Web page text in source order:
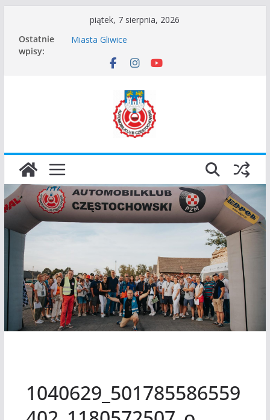
treści
piątek, 7 sierpnia, 2026
Ostatnie
wpisy:
I Gliwicki Classic Sprint o Puchar Prezydenta
Częstochowskie Rozpoczęcie Sezonu 2026
Zgłoszenie – Częstochowskie Zakończenie
45 Rajd Częstochowski zostaje odwołany.
VROOOM Classic Race Event 2026
1040629_501785586559